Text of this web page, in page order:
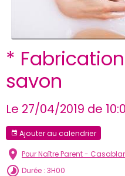
*
savon
Le 27/04/2019 de
Ajouter au calendrier
Pour Naître Parent -
Durée : 3H00